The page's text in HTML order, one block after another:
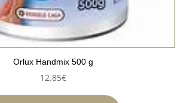
Orlux Handmix 500 g
12.85€